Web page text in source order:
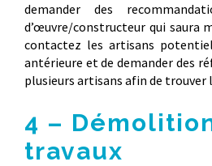
demander des
d’œuvre/constructeur qui saura
contactez les artisans
antérieure et de demander des
plusieurs artisans afin de
4 –
travaux